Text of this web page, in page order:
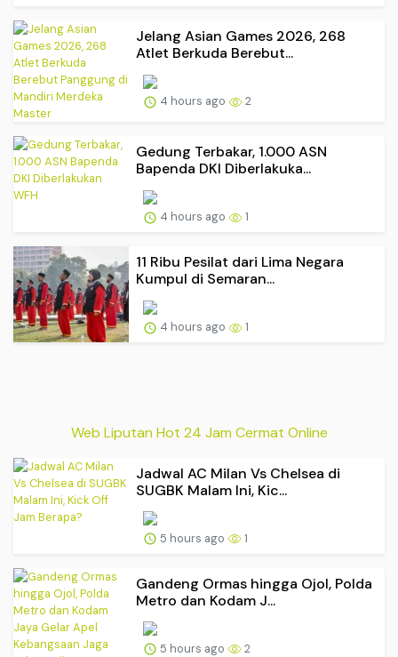
Jelang Asian Games 2026, 268
Atlet Berkuda Berebut...
4 hours ago 2
Gedung Terbakar, 1.000 ASN
Bapenda DKI Diberlakuka...
4 hours ago 1
11 Ribu Pesilat dari Lima Negara
Kumpul di Semaran...
4 hours ago 1
Web Liputan Hot 24 Jam Cermat Online
Jadwal AC Milan Vs Chelsea di
SUGBK Malam Ini, Kic...
5 hours ago 1
Gandeng Ormas hingga Ojol, Polda
Metro dan Kodam J...
5 hours ago 2